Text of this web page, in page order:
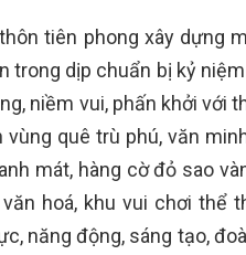
tiên phong xây dựng
trong dịp chuẩn bị kỷ
niềm vui, phấn khởi với
quê trù phú, văn
mát, hàng cờ đỏ sao
hoá, khu vui chơi thể
năng động, sáng tạo,